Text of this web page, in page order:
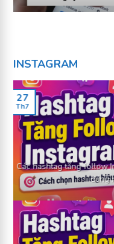
INSTAGRAM
Các hashtag tăng follow
đúng
27
Th7